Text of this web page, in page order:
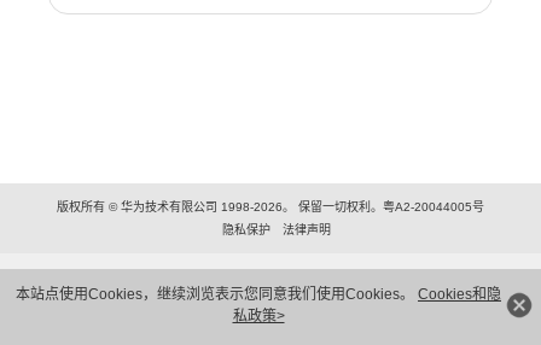
本站点使用Cookies，继续浏览表示您同意我们使用Cookies。 Cookies和隐
私政策>
版权所有 © 华为技术有限公司 1998-2026。 保留一切权利。粤A2-20044005号
隐私保护
法律声明